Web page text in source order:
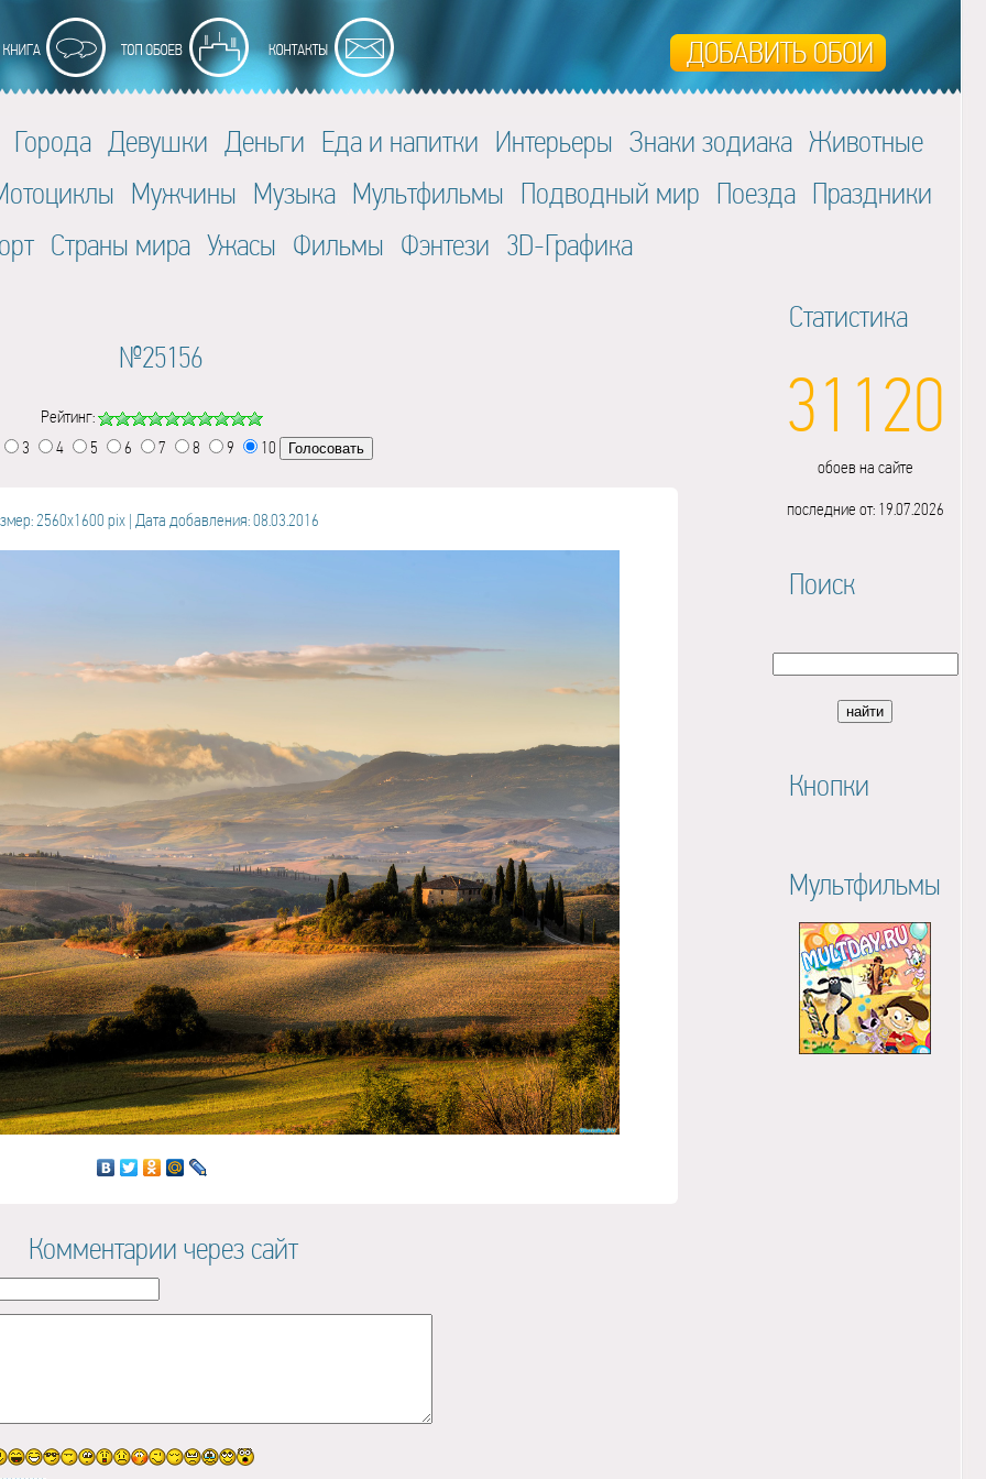
Города Девушки Деньги Еда и напитки Интерьеры Знаки зодиака Животные
Мужчины Музыка Мультфильмы Подводный мир Поезда Праздники
Страны мира Ужасы Фильмы Фэнтези 3D-Графика
№25156
Рейтинг:
3
4 5 6 7 8 9 10
2560x1600 pix | Дата добавления: 08.03.2016
Комментарии через сайт
Статистика
31120
обоев на сайте
последние от: 19.07.2026
Поиск
Кнопки
Мультфильмы